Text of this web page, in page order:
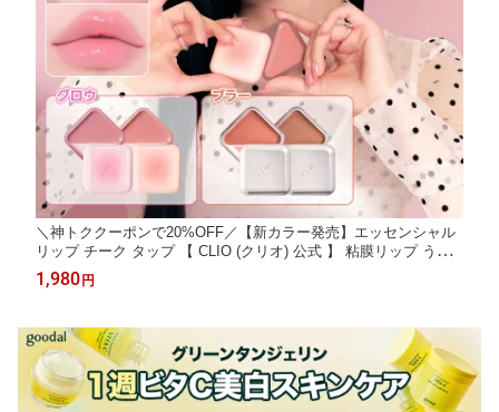
＼神トククーポンで20%OFF／【新カラー発売】エッセンシャル
リップ チーク タップ 【 CLIO (クリオ) 公式 】 粘膜リップ うさ
ぎ舌リップ 多幸感 血色感 ちゅるん バブみ 落ちにくい マルチバ
ーム クリームチーク 韓国コスメ
1,980円